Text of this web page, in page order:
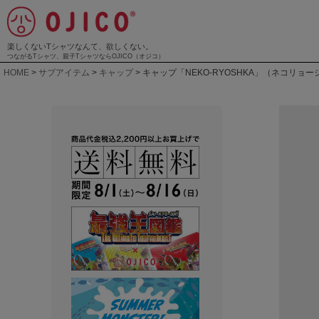
楽しくないTシャツなんて、欲しくない。
つながるTシャツ、親子TシャツならOJICO（オジコ）
HOME サブアイテム キャップ キャップ「NEKO-RYOSHKA」（ネコリョー